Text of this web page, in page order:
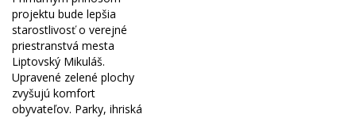
projektu bude lepšia
starostlivosť o verejné
priestranstvá mesta
Liptovský Mikuláš.
Upravené zelené plochy
zvyšujú komfort
obyvateľov. Parky, ihriská